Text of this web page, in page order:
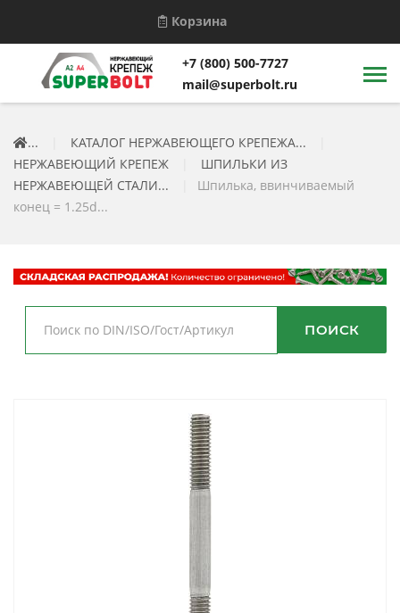
Корзина
+7 (800) 500-7727
mail@superbolt.ru
... КАТАЛОГ НЕРЖАВЕЮЩЕГО КРЕПЕЖА...
НЕРЖАВЕЮЩИЙ КРЕПЕЖ
ШПИЛЬКИ ИЗ
НЕРЖАВЕЮЩЕЙ СТАЛИ...
Шпилька, ввинчиваемый
конец = 1.25d...
ПОИСК